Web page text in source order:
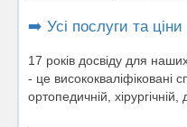
➡️ Усі послуги та ціни
17 років досвіду для
- це висококваліфіковані
ортопедичній, хірургічній,